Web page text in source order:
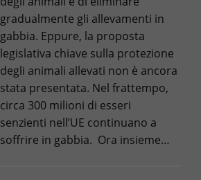
gradualmente gli allevamenti in
gabbia. Eppure, la proposta
legislativa chiave sulla protezione
degli animali allevati non è ancora
stata presentata. Nel frattempo,
circa 300 milioni di esseri
senzienti nell’UE continuano a
soffrire in gabbia. Ora insieme…